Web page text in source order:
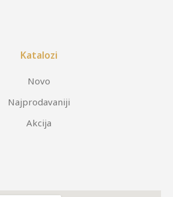
Katalozi
Novo
Najprodavaniji
Akcija